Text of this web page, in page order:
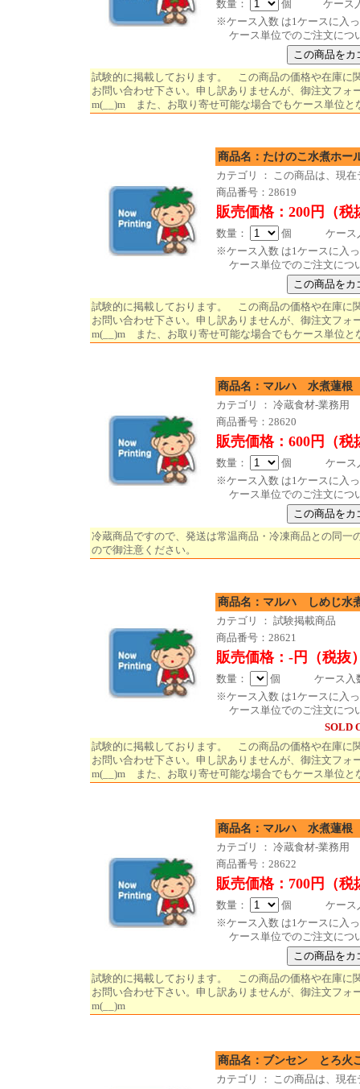
数量：
個 ケース入
※ケース入数 は1ケースに入
ケース単位でのご注文につ
試験的に掲載しております。 この商品の価格や在庫に
お問い合わせ下さい。申し訳ありませんが、御注文フォ
m(__)m また、お取り寄せ可能な場合でもケース単位と
商品名：たけのこ水煮ホ
カテゴリ ： この商品は、現
商品番号：28619
販売価格：200円（税
数量：
個 ケース入
※ケース入数 は1ケースに入
ケース単位でのご注文につ
試験的に掲載しております。 この商品の価格や在庫に
お問い合わせ下さい。申し訳ありませんが、御注文フォ
m(__)m また、お取り寄せ可能な場合でもケース単位と
商品名：マルハ 水煮
カテゴリ ： 冷蔵食材-業務用
商品番号：28620
販売価格：600円（税
数量：
個 ケース入
※ケース入数 は1ケースに入
ケース単位でのご注文につ
冷蔵商品ですので、発送は常温商品・冷凍商品との同一
ので御注意ください。
商品名：マルハ し
カテゴリ ： 試験掲載商品
商品番号：28621
販売価格：-円（税抜
数量：
個 ケース入数
※ケース入数 は1ケースに入
ケース単位でのご注文につ
SOLD
試験的に掲載しております。 この商品の価格や在庫に
お問い合わせ下さい。申し訳ありませんが、御注文フォ
m(__)m また、お取り寄せ可能な場合でもケース単位と
商品名：マルハ 水煮蓮
カテゴリ ： 冷蔵食材-業務用
商品番号：28622
販売価格：700円（税
数量：
個 ケース入
※ケース入数 は1ケースに入
ケース単位でのご注文につ
試験的に掲載しております。 この商品の価格や在庫に
お問い合わせ下さい。申し訳ありませんが、御注文フォ
m(__)m
商品名：ブンセン とろ火
カテゴリ ： この商品は、現